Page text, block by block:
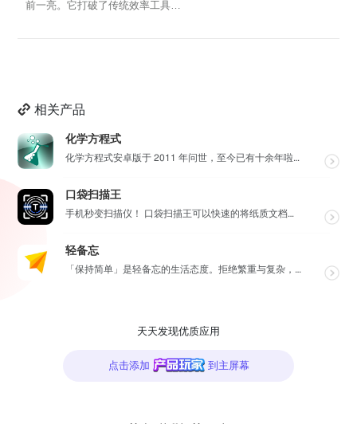
前一亮。它打破了传统效率工具冰
相关产品
化学方程式
化学方程式安卓版于 2011 年问世，至今已有十余年啦！在广大网友的积极贡献和我们的悉心维护下，如今...
口袋扫描王
手机秒变扫描仪！ 口袋扫描王可以快速的将纸质文档扫描成高清电子文档，并将其转换为多种文件格式如PDF...
轻备忘
「保持简单」是轻备忘的生活态度。拒绝繁重与复杂，致力于快速记录与回顾，打造如轻风拂面、水过无痕的使用...
天天发现优质应用
点击添加 到主屏幕